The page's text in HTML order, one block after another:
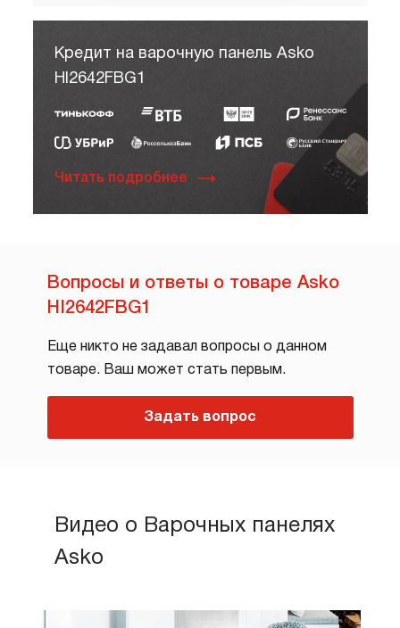
Кредит на варочную панель Asko
HI2642FBG1
Читать подробнее
Вопросы и ответы о товаре Asko
HI2642FBG1
Еще никто не задавал вопросы о данном
товаре. Ваш может стать первым.
Задать вопрос
Видео о Варочных панелях
Asko